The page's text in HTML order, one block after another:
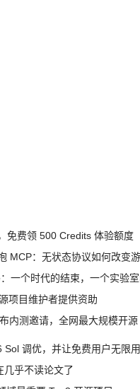
免费领 500 Credits 体验额度
MCP：无状态协议如何改变
一个时代的结束，一个实验
项目维护者提供资助
内测邀请，全网最大规模开
Sol 调优，并让免费用户无限
几乎不读论文了